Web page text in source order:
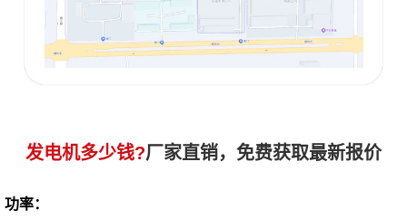
发电机多少钱?厂家直销，免费获取最新报价
功率：